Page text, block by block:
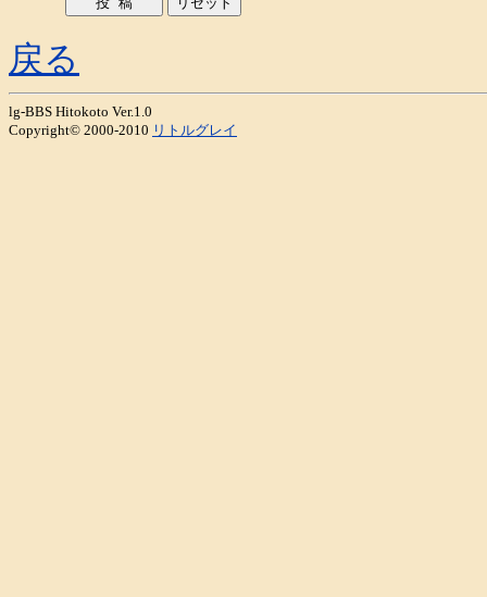
戻る
lg-BBS Hitokoto Ver.1.0
Copyright© 2000-2010 リトルグレイ